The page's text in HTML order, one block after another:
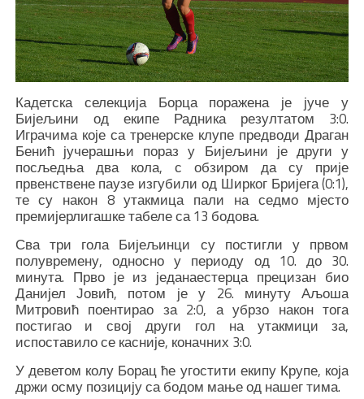
Кадетска селекција Борца поражена је јуче у
Бијељини од екипе Радника резултатом 3:0.
Играчима које са тренерске клупе предводи Драган
Бенић јучерашњи пораз у Бијељини је други у
посљедња два кола, с обзиром да су прије
првенствене паузе изгубили од Ширког Бријега (0:1),
те су након 8 утакмица пали на седмо мјесто
премијерлигашке табеле са 13 бодова.
Сва три гола Бијељинци су постигли у првом
полувремену, односно у периоду од 10. до 30.
минута. Прво је из једанаестерца прецизан био
Данијел Јовић, потом је у 26. минуту Аљоша
Митровић поентирао за 2:0, а убрзо након тога
постигао и свој други гол на утакмици за,
испоставило се касније, коначних 3:0.
У деветом колу Борац ће угостити екипу Крупе, која
држи осму позицију са бодом мање од нашег тима.